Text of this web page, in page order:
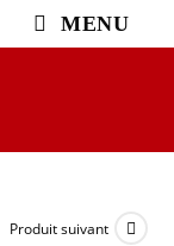
MENU
Produit suivant